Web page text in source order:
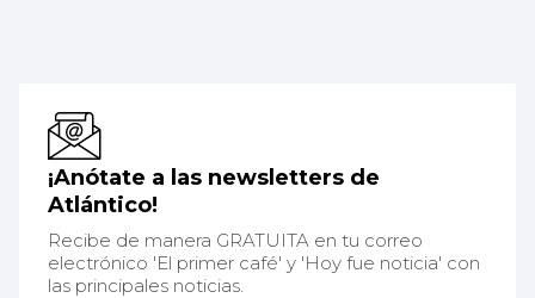
¡Anótate a las newsletters de
Atlántico!
Recibe de manera GRATUITA en tu correo
electrónico 'El primer café' y 'Hoy fue noticia' con
las principales noticias.